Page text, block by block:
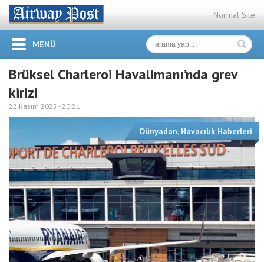
Normal Site
MENÜ
Brüksel Charleroi Havalimanı’nda grev
kirizi
22 Kasım 2025 -20:21
Dünyadan, Havacılık Haberleri